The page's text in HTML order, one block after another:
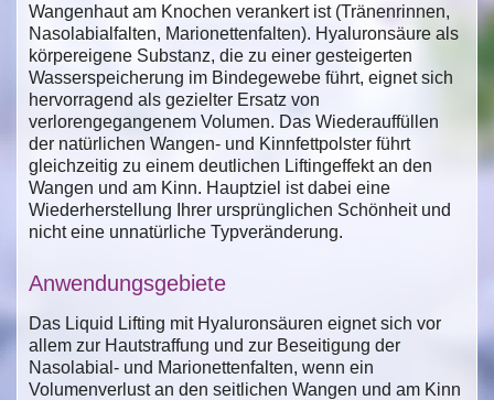
Wangenhaut am Knochen verankert ist (Tränenrinnen,
Nasolabialfalten, Marionettenfalten). Hyaluronsäure als
körpereigene Substanz, die zu einer gesteigerten
Wasserspeicherung im Bindegewebe führt, eignet sich
hervorragend als gezielter Ersatz von
verlorengegangenem Volumen. Das Wiederauffüllen
der natürlichen Wangen- und Kinnfettpolster führt
gleichzeitig zu einem deutlichen Liftingeffekt an den
Wangen und am Kinn. Hauptziel ist dabei eine
Wiederherstellung Ihrer ursprünglichen Schönheit und
nicht eine unnatürliche Typveränderung.
Anwendungsgebiete
Das Liquid Lifting mit Hyaluronsäuren eignet sich vor
allem zur Hautstraffung und zur Beseitigung der
Nasolabial- und Marionettenfalten, wenn ein
Volumenverlust an den seitlichen Wangen und am Kinn